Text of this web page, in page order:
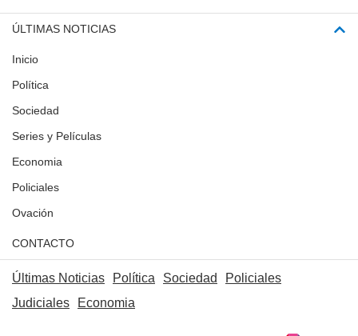
ÚLTIMAS NOTICIAS
Inicio
Política
Sociedad
Series y Películas
Economia
Policiales
Ovación
CONTACTO
Últimas Noticias Política Sociedad
Policiales
Judiciales
Economia